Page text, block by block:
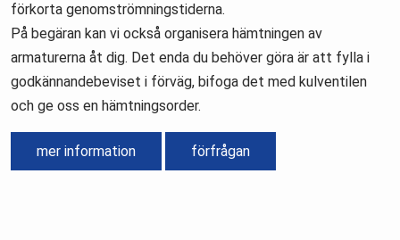
förkorta genomströmningstiderna.
På begäran kan vi också organisera hämtningen av
armaturerna åt dig. Det enda du behöver göra är att fylla i
godkännandebeviset i förväg, bifoga det med kulventilen
och ge oss en hämtningsorder.
mer information förfrågan